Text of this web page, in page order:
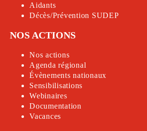
Aidants
Décès/Prévention SUDEP
NOS ACTIONS
Nos actions
Agenda régional
Évènements nationaux
Sensibilisations
Webinaires
Documentation
Vacances